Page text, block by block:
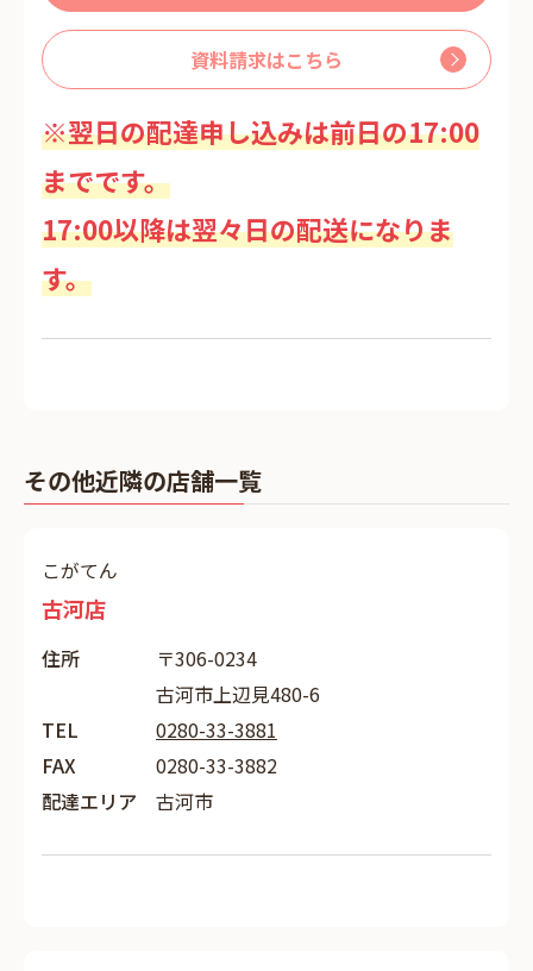
資料請求はこちら
※翌日の配達申し込みは前日の17:00
までです。
17:00以降は翌々日の配送になりま
す。
その他近隣の店舗一覧
こがてん
古河店
住所
〒306-0234
古河市上辺見480-6
TEL
0280-33-3881
FAX
0280-33-3882
配達エリア
古河市